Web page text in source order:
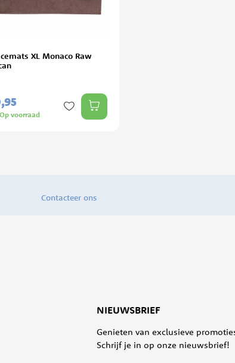
XL Monaco Raw
95
Op voorraad
Contacteer ons
NIEUWSBRIEF
Genieten van exclusieve
Schrijf je in op onze nieuwsbrief!